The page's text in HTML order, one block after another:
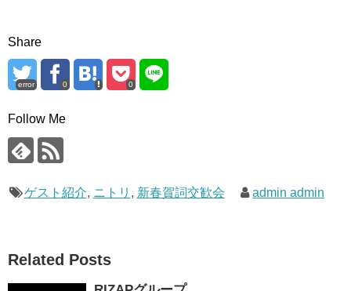
Share
error 0 0
Follow Me
ゲスト紹介, ニトリ , 新春賀詞交歓会 admin admin
Related Posts